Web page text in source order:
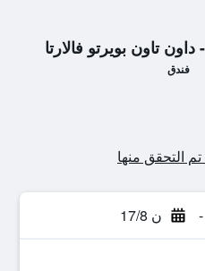
تاون بويرتو فالارتا
فندق
- ن 17/8